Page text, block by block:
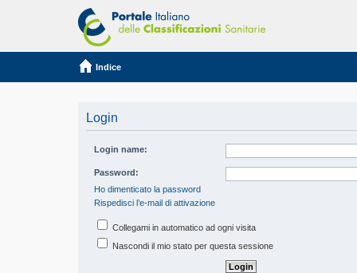
Indice
Login
Login name:
Password:
Ho dimenticato la password
Rispedisci l’e-mail di attivazione
Collegami in automatico ad ogni visita
Nascondi il mio stato per questa sessione